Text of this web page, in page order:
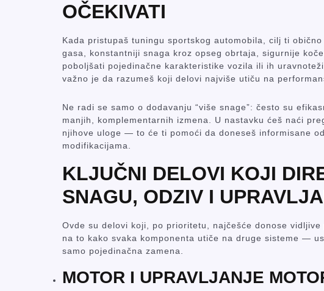
OČEKIVATI
Kada pristupaš tuningu sportskog automobila, cilj ti
gasa, konstantniji snaga kroz opseg obrtaja, sigurnije
poboljšati pojedinačne karakteristike vozila ili ih
važno je da razumeš koji delovi najviše utiču na
Ne radi se samo o dodavanju “više snage”: često su
manjih, komplementarnih izmena. U nastavku ćeš naći
njihove uloge — to će ti pomoći da doneseš informisane
modifikacijama.
KLJUČNI DELOVI KOJI
SNAGU, ODZIV I
Ovde su delovi koji, po prioritetu, najčešće donose
na to kako svaka komponenta utiče na druge sisteme —
samo pojedinačna zamena.
MOTOR I UPRAVLJANJE